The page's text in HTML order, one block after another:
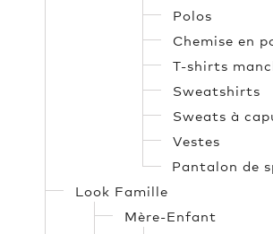
Polos
Chemise en
T-shirts
Sweatshirts
Sweats à
Vestes
Pantalon de
Look Famille
Mère-Enfant